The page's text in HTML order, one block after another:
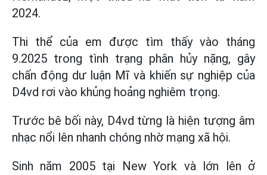
2024.
Thi thể của em được tìm thấy vào tháng
9.2025 trong tình trạng phân hủy nặng, gây
chấn động dư luận Mĩ và khiến sự nghiệp của
D4vd rơi vào khủng hoảng nghiêm trọng.
Trước bê bối này, D4vd từng là hiện tượng âm
nhạc nổi lên nhanh chóng nhờ mạng xã hội.
Sinh năm 2005 tại New York và lớn lên ở